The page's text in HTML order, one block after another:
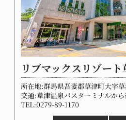
リブマックスリゾー
所在地:群馬県吾妻郡草津町大字
交通:草津温泉バスターミナルか
TEL:0279-89-1170